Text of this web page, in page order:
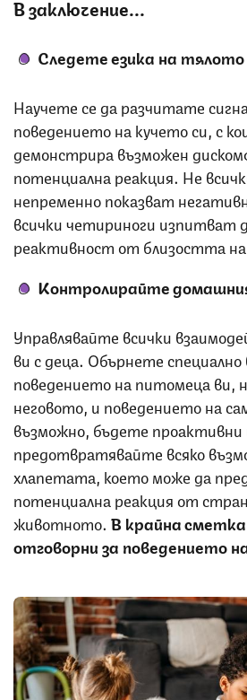
В заключение...
Следете езика на тялото
Научете се да разчитате
поведението на кучето си, с
демонстрира възможен
потенциална реакция. Не
непременно показват
всички четириноги изпитват
реактивност от близостта
Контролирайте
Управлявайте всички
ви с деца. Обърнете
поведението на питомеца ви,
неговото, и поведението на
възможно, бъдете проактивни
предотвратявайте всяко
хлапетата, което може да
потенциална реакция от
животното. В крайна
отговорни за поведението